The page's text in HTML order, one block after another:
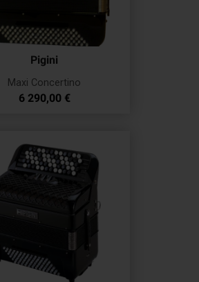
Pigini
Maxi Concertino
Prix
6 290,00 €